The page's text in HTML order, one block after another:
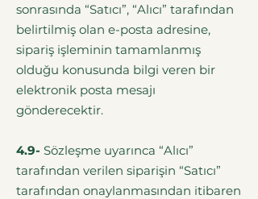
sonrasında “Satıcı”, “Alıcı” tarafından
belirtilmiş olan e-posta adresine,
sipariş işleminin tamamlanmış
olduğu konusunda bilgi veren bir
elektronik posta mesajı
gönderecektir.
4.9- Sözleşme uyarınca “Alıcı”
tarafından verilen siparişin “Satıcı”
tarafından onaylanmasından itibaren